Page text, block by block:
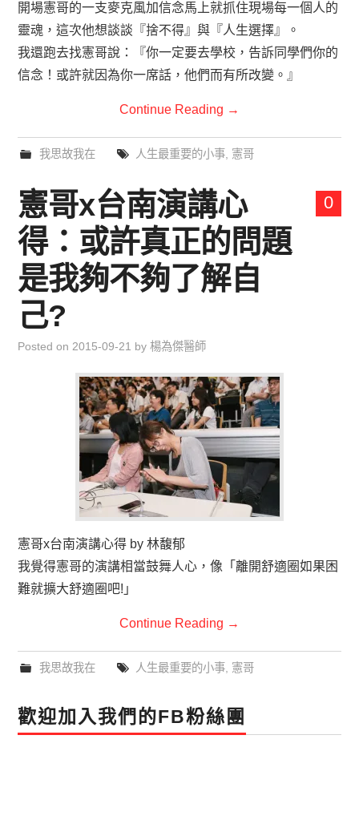
開場憲哥的一支麥克風加信念馬上就抓住現場每一個人的
靈魂，這次他想談談『捨不得』與『人生選擇』。
我還跑去找憲哥說：『你一定要去學校，告訴同學們你的
信念！或許就因為你一席話，他們而有所改變。』
Continue Reading →
我思故我在 人生最重要的小事, 憲哥
0
憲哥x台南演講心
得：或許真正的問題
是我夠不夠了解自
己?
Posted on 2015-09-21 by楊為傑醫師
憲哥x台南演講心得 by 林馥郁
我覺得憲哥的演講相當鼓舞人心，像「離開舒適圈如果困
難就擴大舒適圈吧!」
Continue Reading →
我思故我在 人生最重要的小事, 憲哥
歡迎加入我們的FB粉絲團